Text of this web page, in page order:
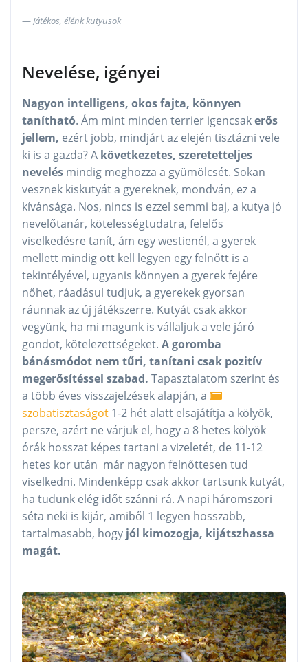
Játékos, élénk kutyusok
Nevelése, igényei
Nagyon intelligens, okos fajta, könnyen
tanítható. Ám mint minden terrier igencsakerős
jellem, ezért jobb, mindjárt az elején tisztázni vele
ki is a gazda? A következetes, szeretetteljes
nevelés mindig meghozza a gyümölcsét. Sokan
vesznek kiskutyát a gyereknek, mondván, ez a
kívánsága. Nos, nincs is ezzel semmi baj, a kutya jó
nevelőtanár, kötelességtudatra, felelős
viselkedésre tanít, ám egy westienél, a gyerek
mellett mindig ott kell legyen egy felnőtt is a
tekintélyével, ugyanis könnyen a gyerek fejére
nőhet, ráadásul tudjuk, a gyerekek gyorsan
ráunnak az új játékszerre. Kutyát csak akkor
vegyünk, ha mi magunk is vállaljuk a vele járó
gondot, kötelezettségeket. A goromba
bánásmódot nem tűri, tanítani csak pozitív
megerősítéssel szabad. Tapasztalatom szerint és
a több éves visszajelzések alapján, a
szobatisztaságot 1-2 hét alatt elsajátítja a kölyök,
persze, azért ne várjuk el, hogy a 8 hetes kölyök
órák hosszat képes tartani a vizeletét, de 11-12
hetes kor után már nagyon felnőttesen tud
viselkedni. Mindenképp csak akkor tartsunk kutyát,
ha tudunk elég időt szánni rá. A napi háromszori
séta neki is kijár, amiből 1 legyen hosszabb,
tartalmasabb, hogy jól kimozogja, kijátszhassa
magát.